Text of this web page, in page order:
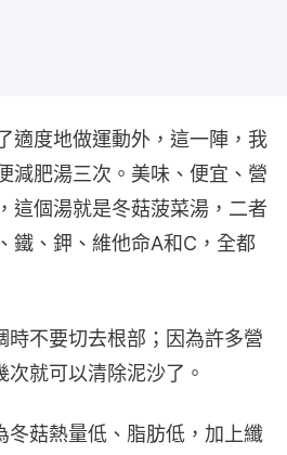
適度地做運動外，這一陣，我
減肥湯三次。美味、便宜、營
這個湯就是冬菇菠菜湯，二者
鐵、鉀、維他命A和C，全都
時不要切去根部；因為許多營
就可以清除泥沙了。
冬菇熱量低、脂肪低，加上纖